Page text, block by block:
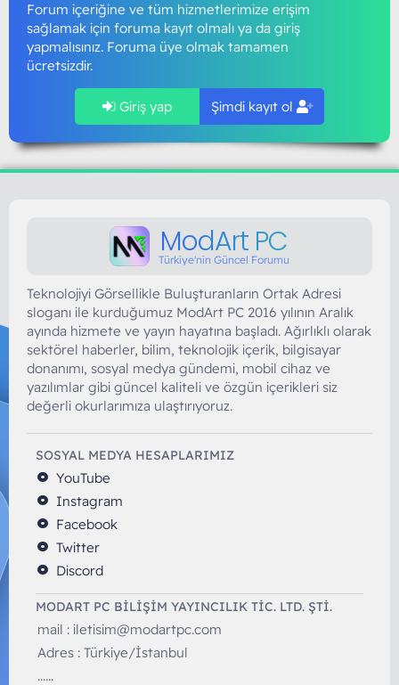
Forum içeriğine ve tüm hizmetlerimize erişim
sağlamak için foruma kayıt olmalı ya da giriş
yapmalısınız. Foruma üye olmak tamamen
ücretsizdir.
Giriş yap Şimdi kayıt ol
ModArt PC
Türkiye'nin Güncel Forumu
Teknolojiyi Görsellikle Buluşturanların Ortak Adresi
sloganı ile kurduğumuz ModArt PC 2016 yılının Aralık
ayında hizmete ve yayın hayatına başladı. Ağırlıklı olarak
sektörel haberler, bilim, teknolojik içerik, bilgisayar
donanımı, sosyal medya gündemi, mobil cihaz ve
yazılımlar gibi güncel kaliteli ve özgün içerikleri siz
değerli okurlarımıza ulaştırıyoruz.
SOSYAL MEDYA HESAPLARIMIZ
YouTube
Instagram
Facebook
Twitter
Discord
MODART PC BILIŞIM YAYINCILIK TİC. LTD. ŞTİ.
mail : iletisim@modartpc.com
Adres : Türkiye/İstanbul
......